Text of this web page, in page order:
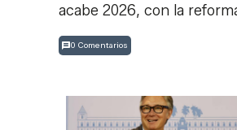
acabe 2026, con la
0 Comentarios